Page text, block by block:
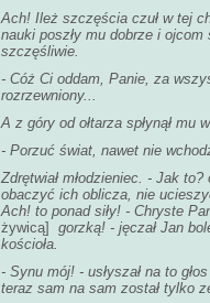
Ach! Ileż szczęścia czuł w tej
nauki poszły mu dobrze i ojcom
szczęśliwie.
- Cóż Ci oddam, Panie, za
rozrzewniony...
A z góry od ołtarza spłynął mu
- Porzuć świat, nawet nie
Zdrętwiał młodzieniec. - Jak
obaczyć ich oblicza, nie
Ach! to ponad siły! - Chryste
żywicą]
gorzką! - jęczał Jan
kościoła.
- Synu mój! - usłyszał na to
teraz sam na sam został tylko